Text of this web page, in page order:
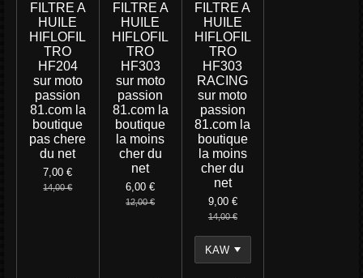
FILTRE A
HUILE
HIFLOFIL
TRO
HF204
sur moto
passion
81.com la
boutique
pas chere
du net
7,00 €
14,00 €
FILTRE A
HUILE
HIFLOFIL
TRO
HF303
sur moto
passion
81.com la
boutique
la moins
cher du
net
6,00 €
12,00 €
FILTRE A
HUILE
HIFLOFIL
TRO
HF303
RACING
sur moto
passion
81.com la
boutique
la moins
cher du
net
9,00 €
14,00 €